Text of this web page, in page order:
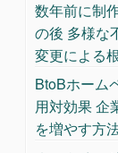
数年前に制
の後 多様な
変更による
BtoBホーム
用対効果 企
を増やす方